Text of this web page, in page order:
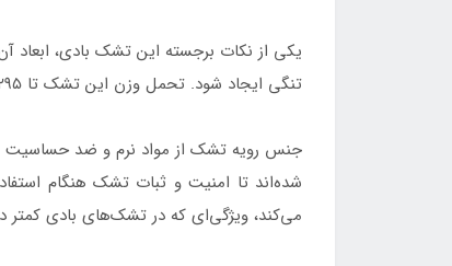
تنگی ایجاد شود. تحمل وزن این تشک تا ۲۹۵ کیلوگرم است که نشان‌دهنده مقاومت بالای مواد به کار رفته در ساخت آن می‌باشد.
جنس رویه تشک از مواد نرم و ضد
شده‌اند تا امنیت و ثبات تشک هنگام
می‌کند، ویژگی‌ای که در تشک‌های بادی کمتر